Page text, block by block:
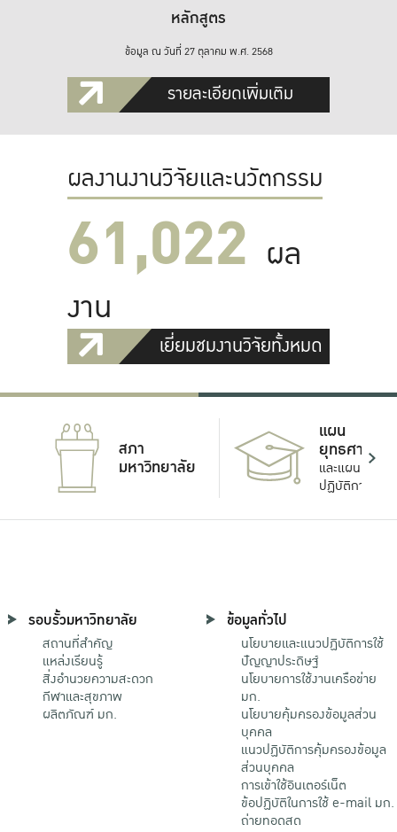
หลักสูตร
ข้อมูล ณ วันที่ 27 ตุลาคม พ.ศ. 2568
รายละเอียดเพิ่มเติม
ผลงานงานวิจัยและนวัตกรรม
61,022 ผล
งาน
เยี่ยมชมงานวิจัยทั้งหมด
สภา
มหาวิทยาลัย
แผน
ยุทธศาสตร์
และแผน
ปฏิบัติการ
รอบรั้วมหาวิทยาลัย
สถานที่สำคัญ
แหล่งเรียนรู้
สิ่งอำนวยความสะดวก
กีฬาและสุขภาพ
ผลิตภัณฑ์ มก.
ข้อมูลทั่วไป
นโยบายและแนวปฏิบัติการใช้
ปัญญาประดิษฐ์
นโยบายการใช้งานเครือข่าย
มก.
นโยบายคุ้มครองข้อมูลส่วน
บุคคล
แนวปฏิบัติการคุ้มครองข้อมูล
ส่วนบุคคล
การเข้าใช้อินเตอร์เน็ต
ข้อปฏิบัติในการใช้ e-mail มก.
ถ่ายทอดสด